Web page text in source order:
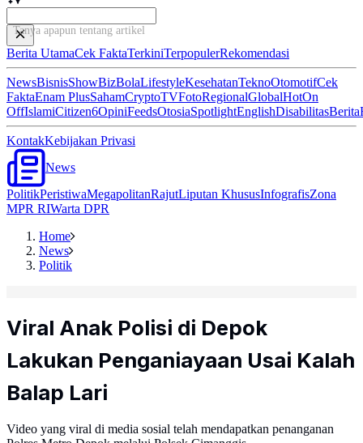
Tanya apapun tentang artikel ini...
Berita UtamaCek FaktaTerkiniTerpopulerRekomendasi
NewsBisnisShowBizBolaLifestyleKesehatanTeknoOtomotifCek
FaktaEnam PlusSahamCryptoTVFotoRegionalGlobalHotOn
OffIslamiCitizen6OpiniFeedsOtosiaSpotlightEnglishDisabilitasBerita
KontakKebijakan Privasi
News
PolitikPeristiwaMegapolitanRajutLiputan KhususInfografisZona
MPR RIWarta DPR
Home
News
Politik
Viral Anak Polisi di Depok
Lakukan Penganiayaan Usai Kalah
Balap Lari
Video yang viral di media sosial telah mendapatkan penanganan